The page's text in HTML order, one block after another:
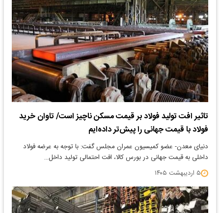
تاثیر افت تولید فولاد بر قیمت مسکن ناچیز است/ تاوان خرید
فولاد با قیمت جهانی را پیش‌تر داده‌ایم
دنیای معدن- عضو کمیسیون عمران مجلس گفت: با توجه به عرضه فولاد
داخلی به قیمت جهانی در بورس کالا، افت احتمالی تولید داخل…
۵ اردیبهشت ۱۴۰۵